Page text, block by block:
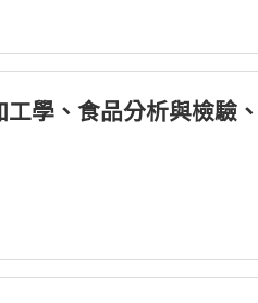
學、食品分析與檢驗